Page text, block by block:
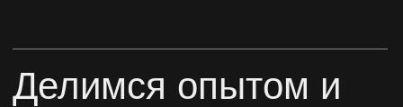
# Портфолио
# Отзывы
# Блог